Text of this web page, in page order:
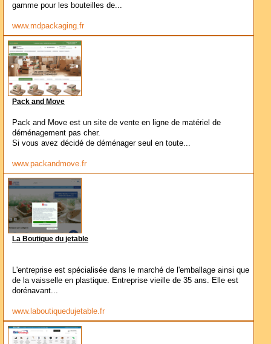
gamme pour les bouteilles de...
www.mdpackaging.fr
Pack and Move
Pack and Move est un site de vente en ligne de matériel de
déménagement pas cher.
Si vous avez décidé de déménager seul en toute...
www.packandmove.fr
La Boutique du jetable
L'entreprise est spécialisée dans le marché de l'emballage ainsi que
de la vaisselle en plastique. Entreprise vieille de 35 ans. Elle est
dorénavant...
www.laboutiquedujetable.fr